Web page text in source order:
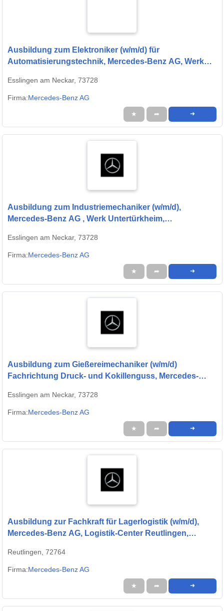
Ausbildung zum Elektroniker (w/m/d) für
Automatisierungstechnik, Mercedes-Benz AG, Werk
Esslingen am Neckar, 73728
Firma:Mercedes-Benz AG
★ ➦ ➜
Ausbildung zum Industriemechaniker (w/m/d),
Mercedes-Benz AG , Werk Untertürkheim,
Esslingen am Neckar, 73728
Firma:Mercedes-Benz AG
★ ➦ ➜
Ausbildung zum Gießereimechaniker (w/m/d)
Fachrichtung Druck- und Kokillenguss, Mercedes-
13.09.2027
Esslingen am Neckar, 73728
Firma:Mercedes-Benz AG
★ ➦ ➜
Ausbildung zur Fachkraft für Lagerlogistik (w/m/d),
Mercedes-Benz AG, Logistik-Center Reutlingen,
Reutlingen, 72764
Firma:Mercedes-Benz AG
★ ➦ ➜